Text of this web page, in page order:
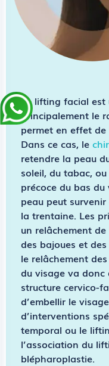
Lelifting facial est
principalement le
permet en effet de
Dans ce cas, le
retendre la peau
soleil, du tabac,
précoce du bas
peau peut
la trentaine. Les
un relâchement
des bajoues et
le relâchement
du visage va donc
structure cervico-
d’embellir le
d’interventions
temporal ou le
l’association du
blépharoplastie.